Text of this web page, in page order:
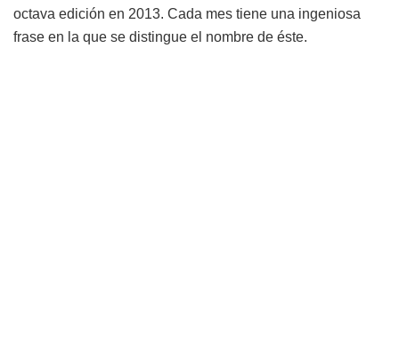
octava edición en 2013. Cada mes tiene una ingeniosa
frase en la que se distingue el nombre de éste.